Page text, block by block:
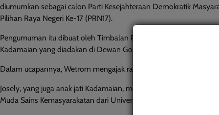
diumumkan sebagai calon Parti Kesejahteraan Demokratik
Pilihan Raya Negeri Ke-17 (PRN17).
Pengumuman itu dibuat oleh Timbalan Presiden KDM, Datuk
Kadamaian yang diadakan di Dewan Gopog, Taginambur pada
Dalam ucapannya, Wetrom mengajak rakyat Kadamaian agar
Josely, yang juga anak jati Kadamaian, mempunyai latar
Muda Sains Kemasyarakatan dari Universiti Sains Malaysia (USM)